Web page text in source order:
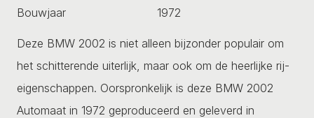
Bouwjaar
1972
Deze BMW 2002 is niet alleen bijzonder populair om
het schitterende uiterlijk, maar ook om de heerlijke rij-
eigenschappen. Oorspronkelijk is deze BMW 2002
Automaat in 1972 geproduceerd en geleverd in